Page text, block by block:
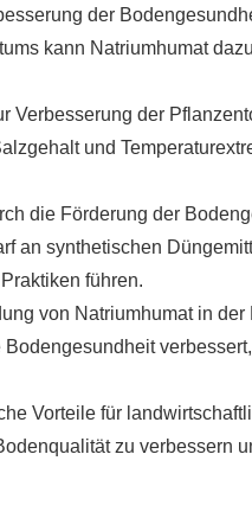
der
kann Natriumhumat
Verbesserung der
und
die Förderung der
an synthetischen
führen.
von Natriumhumat in
Vorteile für
zu verbessern